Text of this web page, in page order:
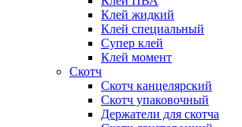
Клей жидкий
Клей специальный
Супер клей
Клей момент
Скотч
Скотч канцелярский
Скотч упаковочный
Держатели для скотча